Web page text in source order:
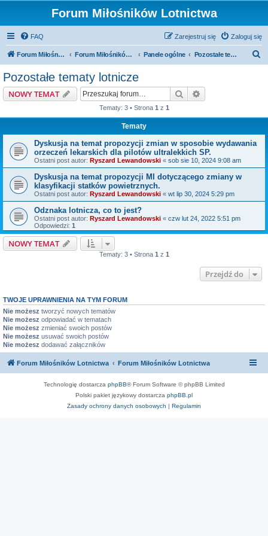
Forum Miłośników Lotnictwa
FAQ Zaloguj się
Zarejestruj się
Forum Miłośników Lotnictwa Forum Miłośników Lotnictwa Panele ogólne Pozostałe tematy lotnicze
Pozostałe tematy lotnicze
NOWY TEMAT Szukaj
Tematy: 3 • Strona 1 z 1
Tematy
Dyskusja na temat propozycji zmian w sposobie wydawania
orzeczeń lekarskich dla pilotów ultralekkich SP.
Ostatni post autor: Ryszard Lewandowski « sob sie 10, 2024 9:08 am
Dyskusja na temat propozycji MI dotyczącego zmiany w
klasyfikacji statków powietrznych.
Ostatni post autor: Ryszard Lewandowski « wt lip 30, 2024 5:29 pm
Odznaka lotnicza, co to jest?
Ostatni post autor: Ryszard Lewandowski « czw lut 24, 2022 5:51 pm
Odpowiedzi: 1
NOWY TEMAT
Tematy: 3 • Strona 1 z 1
Przejdź do
TWOJE UPRAWNIENIA NA TYM FORUM
Nie możesz tworzyć nowych tematów
Nie możesz odpowiadać w tematach
Nie możesz zmieniać swoich postów
Nie możesz usuwać swoich postów
Nie możesz dodawać załączników
Forum Miłośników Lotnictwa Forum Miłośników Lotnictwa
Technologię dostarcza phpBB® Forum Software © phpBB Limited
Polski pakiet językowy dostarcza phpBB.pl
Zasady ochrony danych osobowych | Regulamin